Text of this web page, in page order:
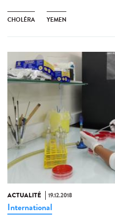
CHOLÉRA YEMEN
ACTUALITÉ 19.12.2018
International